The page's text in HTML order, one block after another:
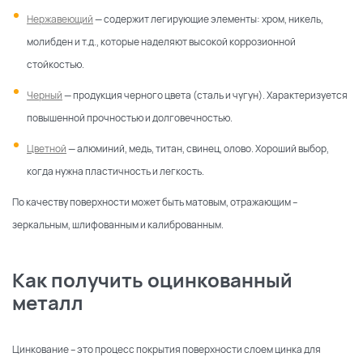
Нержавеющий— содержит легирующие элементы: хром, никель,
молибден и т.д., которые наделяют высокой коррозионной
стойкостью.
Черный— продукция черного цвета (сталь и чугун). Характеризуется
повышенной прочностью и долговечностью.
Цветной— алюминий, медь, титан, свинец, олово. Хороший выбор,
когда нужна пластичность и легкость.
По качеству поверхности может быть матовым, отражающим –
зеркальным, шлифованным и калиброванным.
Как получить оцинкованный
металл
Цинкование – это процесс покрытия поверхности слоем цинка для